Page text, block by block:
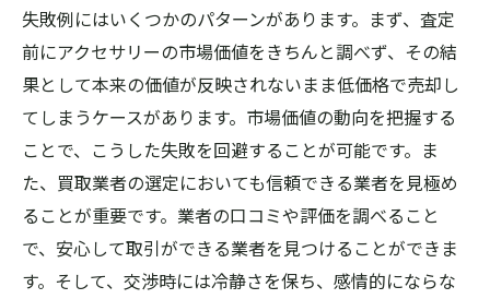
失敗例にはいくつかのパターンがあります。まず、査定
前にアクセサリーの市場価値をきちんと調べず、その結
果として本来の価値が反映されないまま低価格で売却し
てしまうケースがあります。市場価値の動向を把握する
ことで、こうした失敗を回避することが可能です。ま
た、買取業者の選定においても信頼できる業者を見極め
ることが重要です。業者の口コミや評価を調べること
で、安心して取引ができる業者を見つけることができま
す。そして、交渉時には冷静さを保ち、感情的にならな